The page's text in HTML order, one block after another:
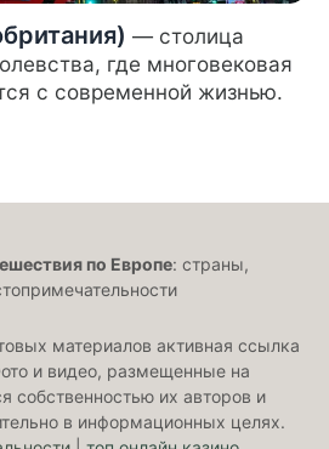
— столица
где многовековая
с современной жизнью.
по Европе: страны,
материалов активная ссылка
и видео, размещенные на
собственностью их авторов и
в информационных целях.